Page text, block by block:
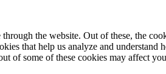
the website. Out of these, the
that help us analyze and
of some of these cookies may affect